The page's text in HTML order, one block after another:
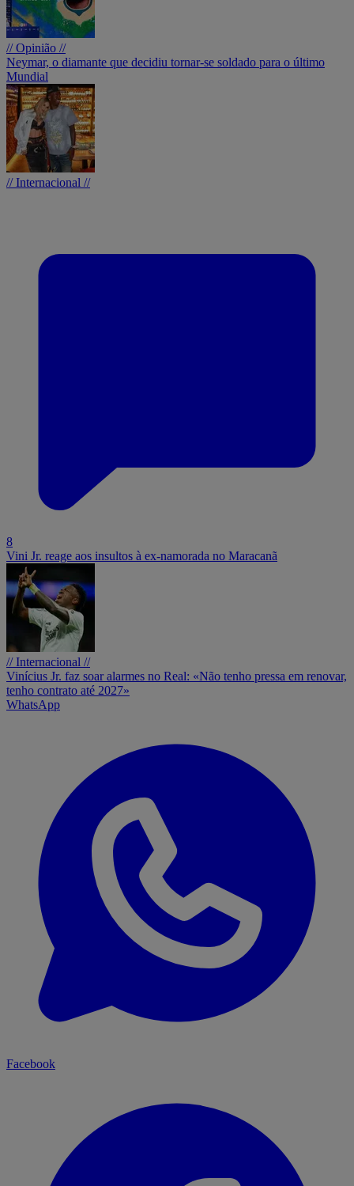
// Opinião //
Neymar, o diamante que decidiu tornar-se soldado para o último
Mundial
// Internacional //
8
Vini Jr. reage aos insultos à ex-namorada no Maracanã
// Internacional //
Vinícius Jr. faz soar alarmes no Real: «Não tenho pressa em renovar,
tenho contrato até 2027»
WhatsApp
Facebook